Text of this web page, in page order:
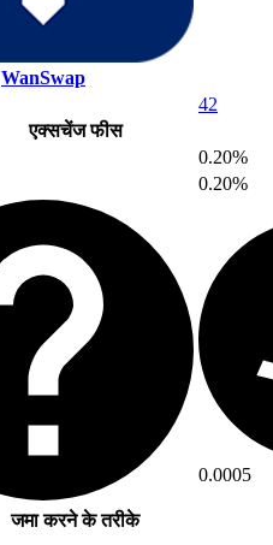
WanSwap
42
एक्सचेंज फीस
0.20%
0.20%
0.0005
जमा करने के तरीके